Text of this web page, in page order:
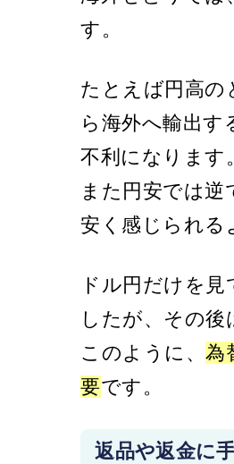
す。
たとえば円高の
ら海外へ輸出
不利になります。
また円安では
安く感じられる
ドル円だけを
したが、その
このように、為
要です。
返品や返金に